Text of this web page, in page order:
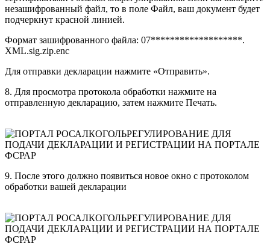
незашифрованный файл, то в поле Файл, ваш документ будет
подчеркнут красной линией.
Формат зашифрованного файла: 07*******************.
XML.sig.zip.enc
Для отправки декларации нажмите «Отправить».
8. Для просмотра протокола обработки нажмите на
отправленную декларацию, затем нажмите Печать.
9. После этого должно появиться новое окно с протоколом
обработки вашей декларации